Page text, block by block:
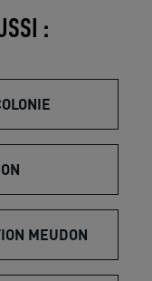
:
MEUDON